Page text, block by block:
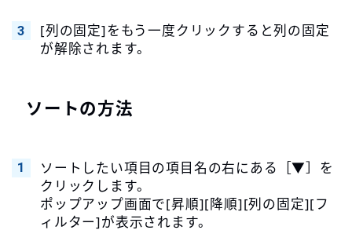
[列の固定]をもう一度クリックすると列の固定
が解除されます。
ソートの方法
ソートしたい項目の項目名の右にある［▼］を
クリックします。
ポップアップ画面で[昇順][降順][列の固定][フ
ィルター]が表示されます。